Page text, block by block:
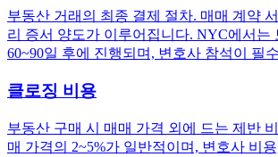
부동산 거래의 최종 결제 절차. 매매 계약
리 증서 양도가 이루어집니다. NYC에서는
60~90일 후에 진행되며, 변호사 참석이 필
클로징 비용
부동산 구매 시 매매 가격 외에 드는 제반
매 가격의 2~5%가 일반적이며, 변호사 비용